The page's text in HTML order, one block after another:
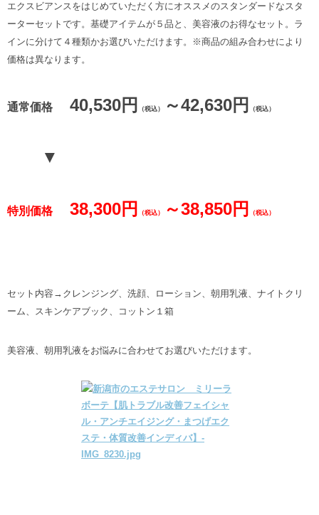
エクスビアンスをはじめていただく方にオススメのスタンダードなスタ
ーターセットです。基礎アイテムが５品と、美容液のお得なセット。ラ
インに分けて４種類かお選びいただけます。※商品の組み合わせにより
価格は異なります。
通常価格 40,530円 （税込） ～42,630円 （税込）
▼
特別価格38,300円 （税込） ～38,850円 （税込）
セット内容→クレンジング、洗顔、ローション、朝用乳液、ナイトクリ
ーム、スキンケアブック、コットン１箱
美容液、朝用乳液をお悩みに合わせてお選びいただけます。